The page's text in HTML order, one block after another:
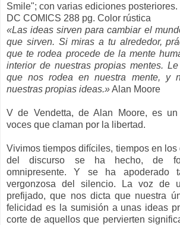
Smile"; con varias ediciones posteriores.
DC COMICS 288 pg. Color rústica
«Las ideas sirven para cambiar el
que sirven. Si miras a tu alrededor,
que te rodea procede de la mente
interior de nuestras propias mentes.
que nos rodea en nuestra mente, y
nuestras propias ideas.»Alan Moore
V de Vendetta, de Alan Moore, es
voces que claman por la libertad.
Vivimos tiempos difíciles, tiempos en
del discurso se ha hecho, de
omnipresente. Y se ha apoderado
vergonzosa del silencio. La voz de
prefijado, que nos dicta que nuestra
felicidad es la sumisión a unas ideas
corte de aquellos que pervierten